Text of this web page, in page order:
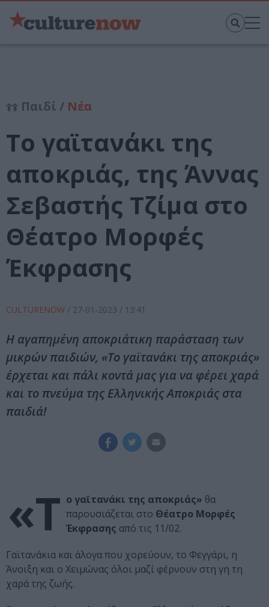
Παιδί / Νέα
Το γαϊτανάκι της
αποκριάς, της Άννας
Σεβαστής Τζίμα στο
Θέατρο Μορφές
Έκφρασης
CULTURENOW / 27-01-2023 / 13:41
Η αγαπημένη αποκριάτικη παράσταση των
μικρών παιδιών, «Το γαϊτανάκι της αποκριάς»
έρχεται και πάλι κοντά μας για να φέρει χαρά
και το πνεύμα της Ελληνικής Αποκριάς στα
παιδιά!
«Τ ο γαϊτανάκι της αποκριάς» θα
παρουσιάζεται στο Θέατρο Μορφές
Έκφρασης από τις 11/02.
Γαϊτανάκια και άλογα που χορεύουν, το Φεγγάρι, η
Άνοιξη και ο Χειμώνας όλοι μαζί φέρνουν στη γη τη
χαρά της ζωής.